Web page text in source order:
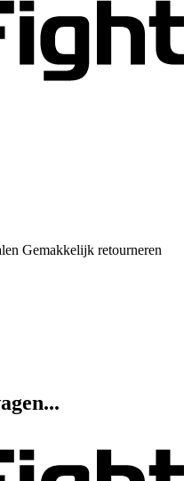
Gemakkelijk retourneren